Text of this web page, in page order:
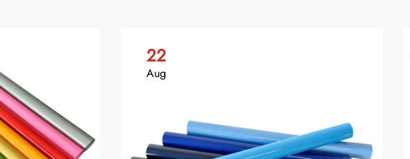
22
Aug